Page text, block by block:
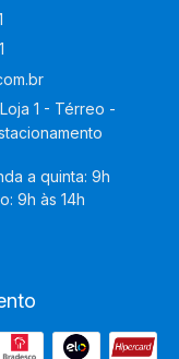
1 - Térreo -
a quinta: 9h
9h às 14h